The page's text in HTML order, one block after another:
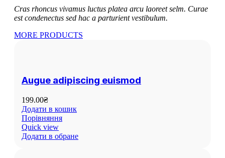
Cras rhoncus vivamus luctus platea arcu laoreet selm. Curae
est condenectus sed hac a parturient vestibulum.
MORE PRODUCTS
Augue adipiscing euismod
199.00₴
Додати в кошик
Порівняння
Quick view
Додати в обране